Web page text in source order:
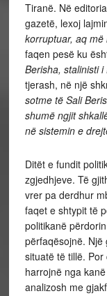
Tiranë. Në
gazetë, lexoj
korruptuar, aq më
faqen pesë ku
Berisha, stalinisti
tjerash, në një
sotme të Sali
shumë ngjit
në sistemin e
Ditët e fundit
zgjedhjeve. Të
vrer pa derdhur
faqet e shtypit të
politikanë
përfaqësojnë. Një
situatë të tillë.
harrojnë nga
analizosh me